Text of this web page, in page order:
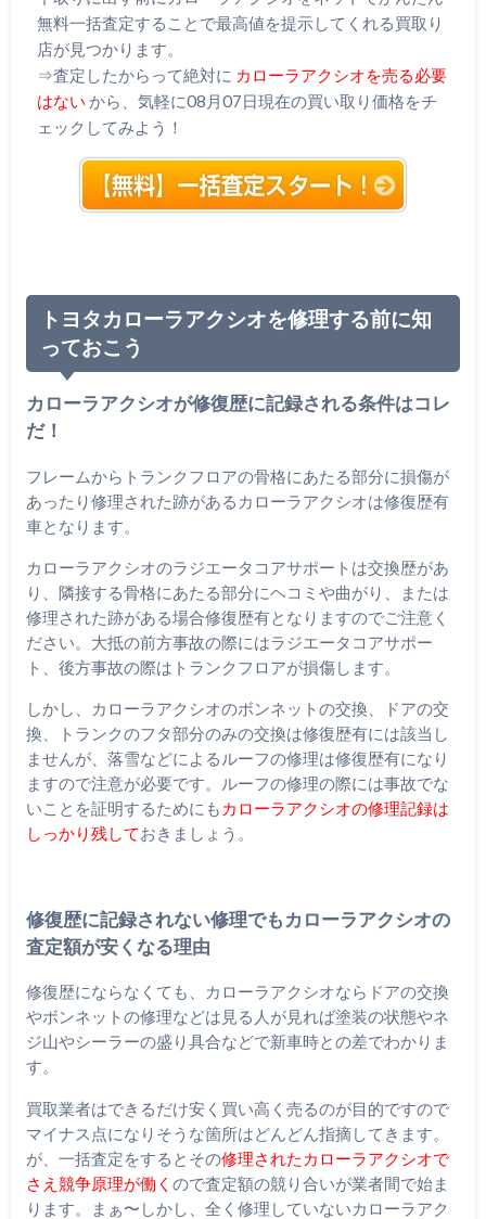
無料一括査定することで最高値を提示してくれる買取り
店が見つかります。
⇒査定したからって絶対に カローラアクシオを売る必要
はない から、気軽に08月07日現在の買い取り価格をチ
ェックしてみよう！
トヨタカローラアクシオを修理する前に知
っておこう
カローラアクシオが修復歴に記録される条件はコレ
だ！
フレームからトランクフロアの骨格にあたる部分に損傷が
あったり修理された跡があるカローラアクシオは修復歴有
車となります。
カローラアクシオのラジエータコアサポートは交換歴があ
り、隣接する骨格にあたる部分にヘコミや曲がり、または
修理された跡がある場合修復歴有となりますのでご注意く
ださい。大抵の前方事故の際にはラジエータコアサポー
ト、後方事故の際はトランクフロアが損傷します。
しかし、カローラアクシオのボンネットの交換、ドアの交
換、トランクのフタ部分のみの交換は修復歴有には該当し
ませんが、落雪などによるルーフの修理は修復歴有になり
ますので注意が必要です。ルーフの修理の際には事故でな
いことを証明するためにも カローラアクシオの修理記録は
しっかり残しておきましょう。
修復歴に記録されない修理でもカローラアクシオの
査定額が安くなる理由
修復歴にならなくても、カローラアクシオならドアの交換
やボンネットの修理などは見る人が見れば塗装の状態やネ
ジ山やシーラーの盛り具合などで新車時との差でわかりま
す。
買取業者はできるだけ安く買い高く売るのが目的ですので
マイナス点になりそうな箇所はどんどん指摘してきます。
が、一括査定をするとその修理されたカローラアクシオで
さえ競争原理が働く ので査定額の競り合いが業者間で始ま
ります。まぁ〜しかし、全く修理していないカローラアク